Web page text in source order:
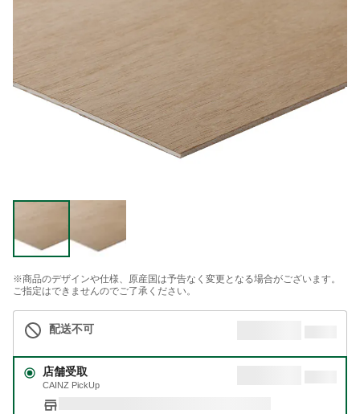
※商品のデザインや仕様、原産国は予告なく変更となる場合がございます。
ご指定はできませんのでご了承ください。
配送不可
店舗受取
CAINZ PickUp